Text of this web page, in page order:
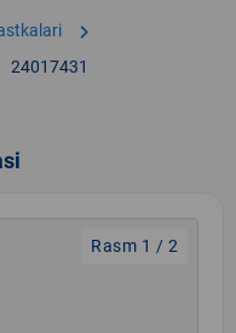
chevron_right
24017431
Rasm 1 / 2